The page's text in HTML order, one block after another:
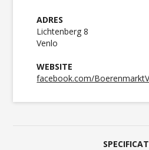
ADRES
Lichtenberg 8
Venlo
WEBSITE
facebook.com/